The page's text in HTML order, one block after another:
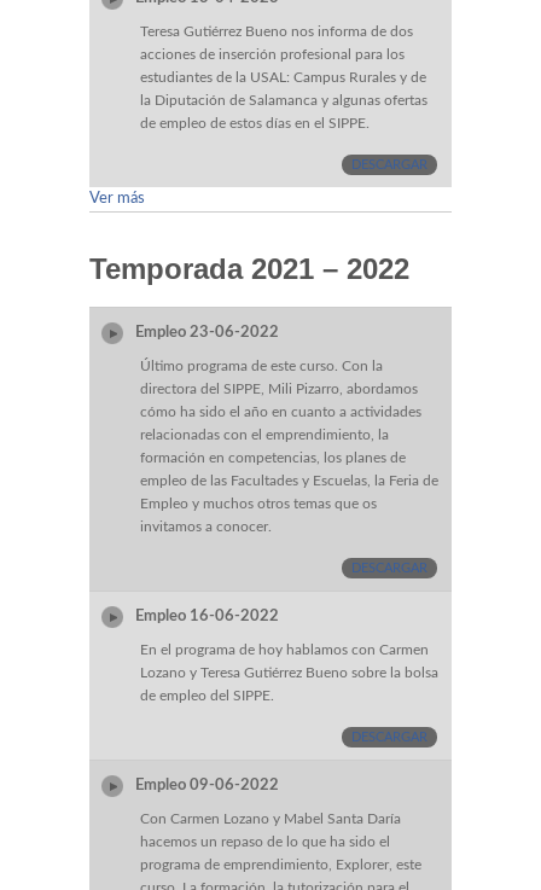
Teresa Gutiérrez Bueno nos informa de dos
acciones de inserción profesional para los
estudiantes de la USAL: Campus Rurales y de
la Diputación de Salamanca y algunas ofertas
de empleo de estos días en el SIPPE.
DESCARGAR
Ver más
Temporada 2021 – 2022
Empleo 23-06-2022
Último programa de este curso. Con la
directora del SIPPE, Mili Pizarro, abordamos
cómo ha sido el año en cuanto a actividades
relacionadas con el emprendimiento, la
formación en competencias, los planes de
empleo de las Facultades y Escuelas, la Feria de
Empleo y muchos otros temas que os
invitamos a conocer.
DESCARGAR
Empleo 16-06-2022
En el programa de hoy hablamos con Carmen
Lozano y Teresa Gutiérrez Bueno sobre la bolsa
de empleo del SIPPE.
DESCARGAR
Empleo 09-06-2022
Con Carmen Lozano y Mabel Santa Daría
hacemos un repaso de lo que ha sido el
programa de emprendimiento, Explorer, este